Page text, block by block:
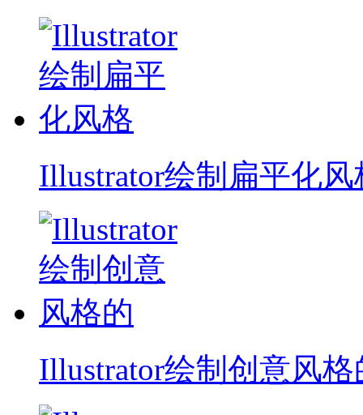
Illustrator绘制扁平化风
Illustrator绘制创意风格